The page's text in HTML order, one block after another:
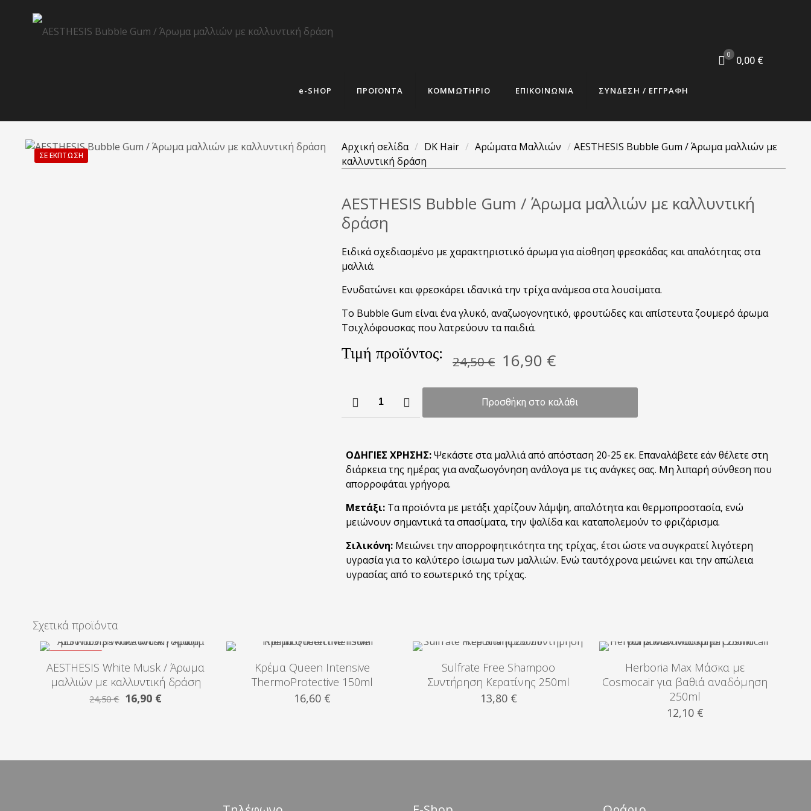
e-SHOP ΠΡΟΪΟΝΤΑ ΚΟΜΜΩΤΗΡΙΟ ΕΠΙΚΟΙΝΩΝΙΑ ΣΥΝΔΕΣΗ / ΕΓΓΡΑΦΗ
0 0,00 €
ΣΕ ΈΚΠΤΩΣΗ
Αρχική σελίδα / DK Hair / Αρώματα Μαλλιών / AESTHESIS Bubble Gum / Άρωμα μαλλιών με
καλλυντική δράση
AESTHESIS Bubble Gum / Άρωμα μαλλιών με καλλυντική
δράση
Ειδικά σχεδιασμένο με χαρακτηριστικό άρωμα για αίσθηση φρεσκάδας και απαλότητας στα
μαλλιά.
Ενυδατώνει και φρεσκάρει ιδανικά την τρίχα ανάμεσα στα λουσίματα.
Το Bubble Gum είναι ένα γλυκό, αναζωογονητικό, φρουτώδες και απίστευτα ζουμερό άρωμα
Τσιχλόφουσκας που λατρεύουν τα παιδιά.
Τιμή προϊόντος: 24,50€ Original
price
was:
24,50 €.
16,90 €Η
τιμή
είναι:
16,90 €.
Bubble
Άρωμα
μαλλιών
με
δράση
ποσότητα
Προσθήκη στο καλάθι
ΟΔΗΓΙΕΣ ΧΡΗΣΗΣ:Ψεκάστε στα μαλλιά από απόσταση 20-25 εκ. Επαναλάβετε εάν θέλετε στη
διάρκεια της ημέρας για αναζωογόνηση ανάλογα με τις ανάγκες σας. Μη λιπαρή σύνθεση που
απορροφάται γρήγορα.
Μετάξι: Τα προϊόντα με μετάξι χαρίζουν λάμψη, απαλότητα και θερμοπροστασία, ενώ
μειώνουν σημαντικά τα σπασίματα, την ψαλίδα και καταπολεμούν το φριζάρισμα.
Σιλικόνη: Μειώνει την απορροφητικότητα της τρίχας, έτσι ώστε να συγκρατεί λιγότερη
υγρασία για το καλύτερο ίσιωμα των μαλλιών. Ενώ ταυτόχρονα μειώνει και την απώλεια
υγρασίας από το εσωτερικό της τρίχας.
Σχετικά προϊόντα
AESTHESIS White Musk / Άρωμα
μαλλιών με καλλυντική δράση
24,50€ Original
16,90 €Η
Κρέμα Queen Intensive
ThermoProtective 150ml
16,60 €
Sulfrate Free Shampoo
Συντήρηση Κερατίνης 250ml
13,80 €
Herboria Max Μάσκα με
Cosmocair για βαθιά αναδόμηση
250ml
12,10 €